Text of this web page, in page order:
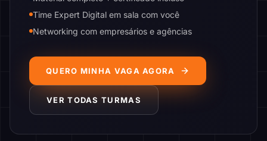
Time Expert Digital em sala com você
Networking com empresários e agências
QUERO MINHA VAGA AGORA
VER TODAS TURMAS